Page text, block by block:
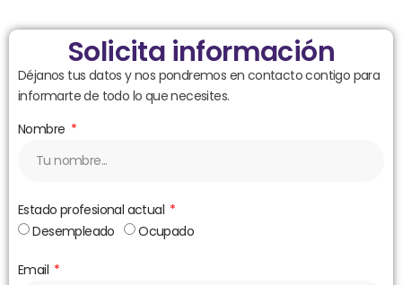
Solicita información
Déjanos tus datos y nos pondremos en contacto contigo para
informarte de todo lo que necesites.
Nombre
Estado profesional actual
Desempleado
Ocupado
Email